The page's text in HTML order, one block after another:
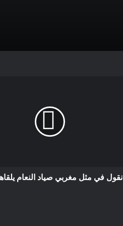
يهمه الأمر وإلى الرأي العام
التنسيقية الأوربية من أجل حقوق
نقول في مثل مغربي صياد النعام